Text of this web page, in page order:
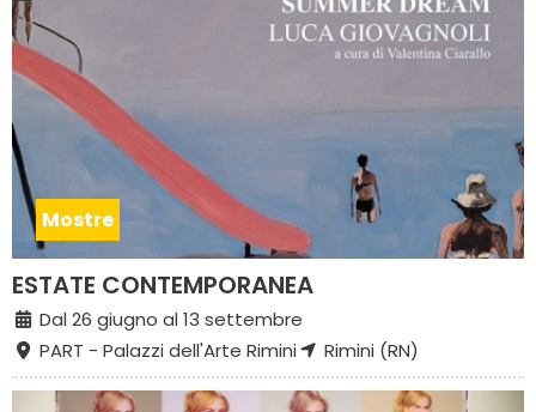
Mostre
ESTATE CONTEMPORANEA
Dal 26 giugno al 13 settembre
PART - Palazzi dell'Arte Rimini
Rimini (RN)